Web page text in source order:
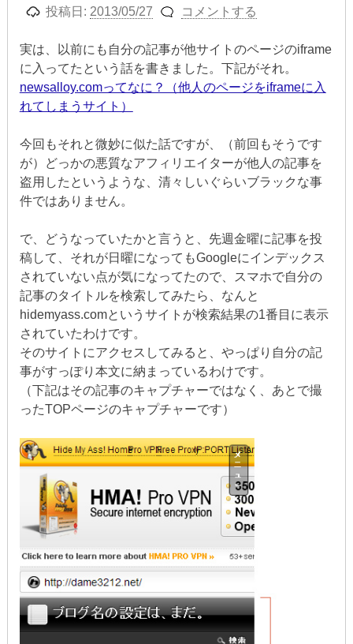
投稿日: 2013/05/27 コメントする
実は、以前にも自分の記事が他サイトのページのiframe
に入ってたという話を書きました。下記がそれ。
newsalloy.comってなに？（他人のページをiframeに入
れてしまうサイト）
今回もそれと微妙に似た話ですが、（前回もそうです
が）どっかの悪質なアフィリエイターが他人の記事を
盗用したというような、清々しいぐらいブラックな事
件ではありません。
で、どうなっていたかと言うと、先週金曜に記事を投
稿して、それが日曜になってもGoogleにインデックス
されていない点が気になってたので、スマホで自分の
記事のタイトルを検索してみたら、なんと
hidemyass.comというサイトが検索結果の1番目に表示
されていたわけです。
そのサイトにアクセスしてみると、やっぱり自分の記
事がすっぽり本文に納まっているわけです。
（下記はその記事のキャプチャーではなく、あとで撮
ったTOPページのキャプチャーです）